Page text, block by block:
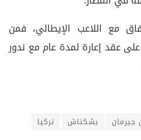
مع اللاعب الإيطالي، فمن
عقد إعارة لمدة عام مع ندور
جيرمان بشكتاش
تركيا